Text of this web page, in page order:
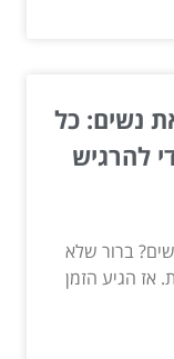
נשים: כל
להרגיש
ברור שלא
אז הגיע הזמן